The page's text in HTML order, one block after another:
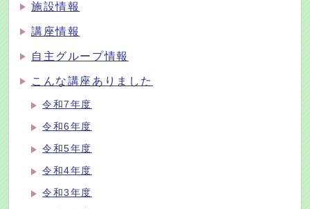
施設情報
講座情報
自主グループ情報
こんな講座ありました
令和7年度
令和6年度
令和5年度
令和4年度
令和3年度